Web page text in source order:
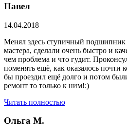
Павел
14.04.2018
Менял здесь ступичный
мастера, сделали очень быстро и
чем проблема и что гудит.
поменять ещё, как оказалось почти
бы проездил ещё долго и потом
ремонт то только к ним!:)
Читать полностью
Ольга М.